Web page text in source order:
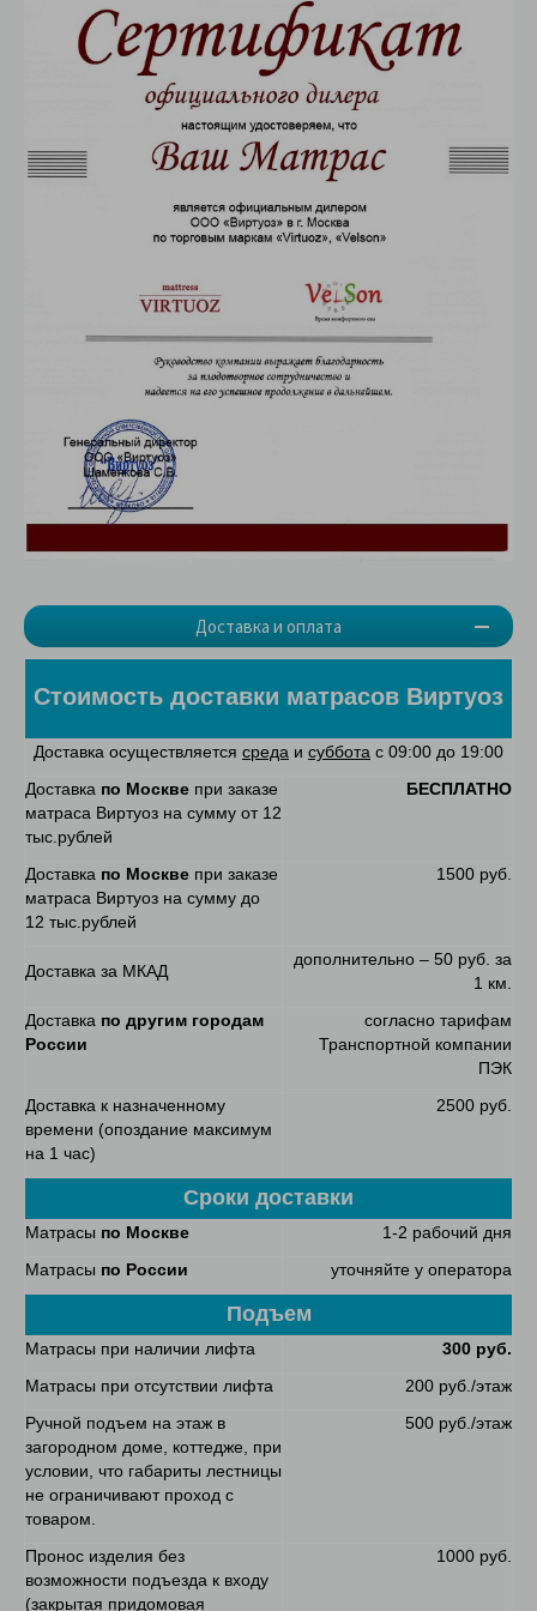
Доставка и оплата
Стоимость доставки матрасов Виртуоз
Доставка осуществляется среда и суббота с 09:00 до 19:00
Доставка по Москве при заказе
матраса Виртуоз на сумму от 12
тыс.рублей
БЕСПЛАТНО
Доставка по Москве при заказе
матраса Виртуоз на сумму до
12 тыс.рублей
1500 руб.
Доставка за МКАД
дополнительно – 50 руб. за
1 км.
Доставка по другим городам
России
согласно тарифам
Транспортной компании
ПЭК
Доставка к назначенному
времени (опоздание максимум
на 1 час)
2500 руб.
Сроки доставки
Матрасы по Москве
1-2 рабочий дня
Матрасы по России уточняйте у оператора
Подъем
Матрасы при наличии лифта
300 руб.
Матрасы при отсутствии лифта
200 руб./этаж
Ручной подъем на этаж в
загородном доме, коттедже, при
условии, что габариты лестницы
не ограничивают проход с
товаром.
500 руб./этаж
Пронос изделия без
возможности подъезда к входу
(закрытая придомовая
1000 руб.